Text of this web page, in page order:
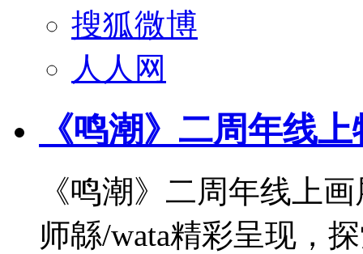
搜狐微博
人人网
《鸣潮》二周年线
《鸣潮》二周年线上
师緜/wata精彩呈现，